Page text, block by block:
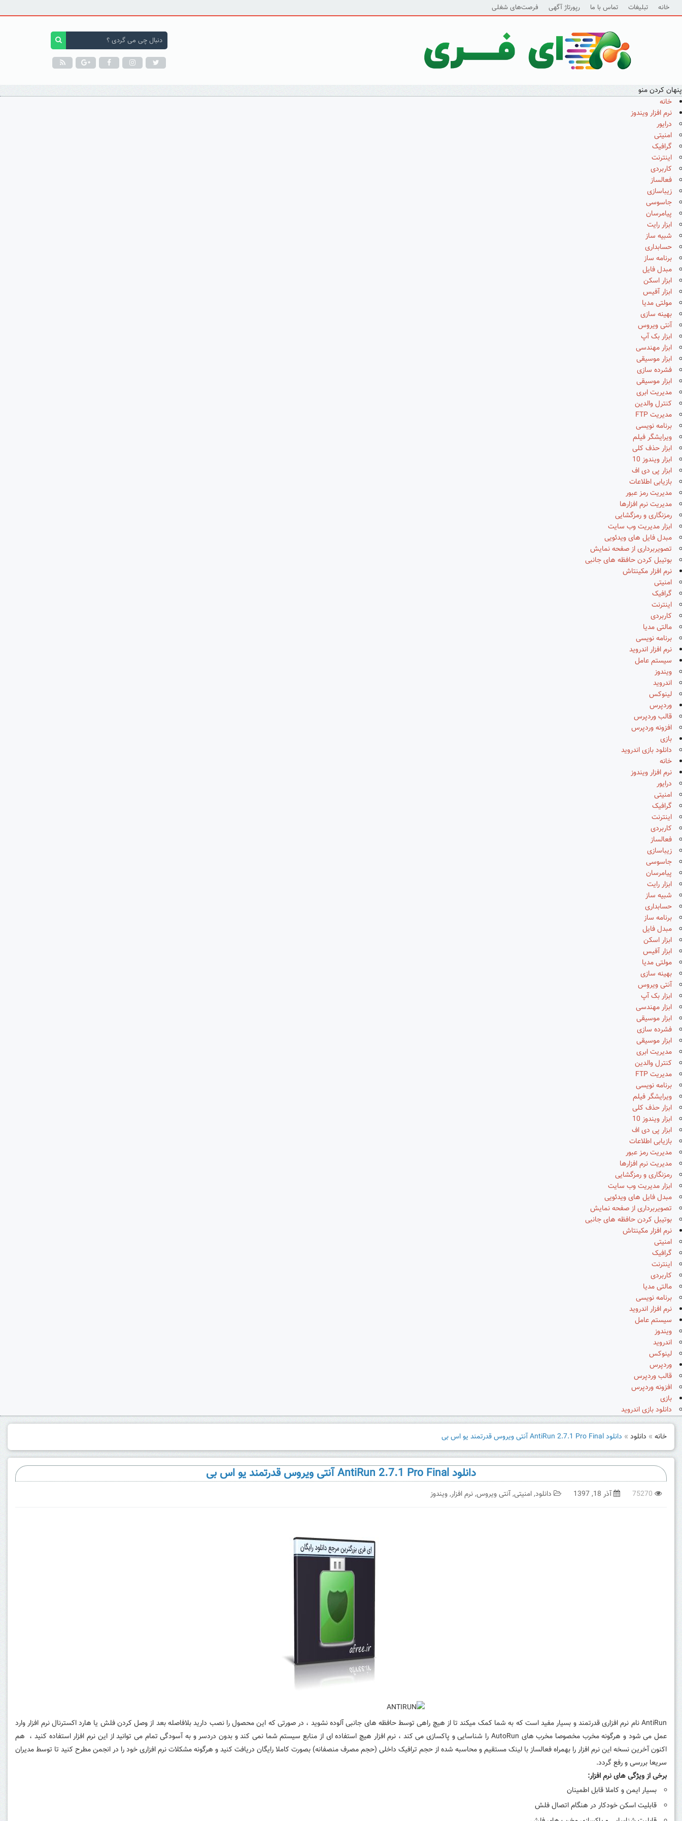
خانه تبلیغات تماس با ما رپورتاژ آگهی فرصت‌های شغلی
پنهان کردن منو
خانه
نرم افزار ویندوز
درایور
امنیتی
گرافیک
اینترنت
کاربردی
فعالساز
زیباسازی
جاسوسی
پیامرسان
ابزار رایت
شبیه ساز
حسابداری
برنامه ساز
مبدل فایل
ابزار اسکن
ابزار آفیس
مولتی مدیا
بهینه سازی
آنتی ویروس
ابزار بک آپ
ابزار مهندسی
ابزار موسیقی
فشرده سازی
ابزار موسیقی
مدیریت ابری
کنترل والدین
مدیریت FTP
برنامه نویسی
ویرایشگر فیلم
ابزار حذف کلی
ابزار ویندوز 10
ابزار پی دی اف
بازیابی اطلاعات
مدیریت رمز عبور
مدیریت نرم افزارها
رمزنگاری و رمزگشایی
ابزار مدیریت وب سایت
مبدل فایل های ویدئویی
تصویربرداری از صفحه نمایش
بوتیبل کردن حافظه های جانبی
نرم افزار مکینتاش
امنیتی
گرافیک
اینترنت
کاربردی
مالتی مدیا
برنامه نویسی
نرم افزار اندروید
سیستم عامل
ویندوز
اندروید
لینوکس
وردپرس
قالب وردپرس
افزونه وردپرس
بازی
دانلود بازی اندروید
خانه
نرم افزار ویندوز
درایور
امنیتی
گرافیک
اینترنت
کاربردی
فعالساز
زیباسازی
جاسوسی
پیامرسان
ابزار رایت
شبیه ساز
حسابداری
برنامه ساز
مبدل فایل
ابزار اسکن
ابزار آفیس
مولتی مدیا
بهینه سازی
آنتی ویروس
ابزار بک آپ
ابزار مهندسی
ابزار موسیقی
فشرده سازی
ابزار موسیقی
مدیریت ابری
کنترل والدین
مدیریت FTP
برنامه نویسی
ویرایشگر فیلم
ابزار حذف کلی
ابزار ویندوز 10
ابزار پی دی اف
بازیابی اطلاعات
مدیریت رمز عبور
مدیریت نرم افزارها
رمزنگاری و رمزگشایی
ابزار مدیریت وب سایت
مبدل فایل های ویدئویی
تصویربرداری از صفحه نمایش
بوتیبل کردن حافظه های جانبی
نرم افزار مکینتاش
امنیتی
گرافیک
اینترنت
کاربردی
مالتی مدیا
برنامه نویسی
نرم افزار اندروید
سیستم عامل
ویندوز
اندروید
لینوکس
وردپرس
قالب وردپرس
افزونه وردپرس
بازی
دانلود بازی اندروید
خانه » دانلود » دانلود AntiRun 2.7.1 Pro Final آنتی ویروس قدرتمند یو اس بی
دانلود AntiRun 2.7.1 Pro Final آنتی ویروس قدرتمند یو اس بی
75270 آذر 18, 1397 دانلود,امنیتی,آنتی ویروس,نرم افزار,ویندوز
AntiRun نام نرم افزاری قدرتمند و بسیار مفید است که به شما کمک میکند تا از هیچ راهی توسط حافظه های جانبی آلوده نشوید ، در صورتی که این محصول را نصب دارید بلافاصله بعد از وصل کردن فلش یا هارد اکسترنال نرم افزار وارد
عمل می شود و هرگونه مخرب مخصوصا مخرب های AutoRun را شناسایی و پاکسازی می کند ، نرم افزار هیچ استفاده ای از منابع سیستم شما نمی کند و بدون دردسر و به آسودگی تمام می توانید از این نرم افزار استفاده کنید ، هم
اکنون آخرین نسخه این نرم افزار را بهمراه فعالساز با لینک مستقیم و محاسبه شده از حجم ترافیک داخلی (حجم مصرف منصفانه) بصورت کاملا رایگان دریافت کنید و هرگونه مشکلات نرم افزاری خود را در انجمن مطرح کنید تا توسط مدیران
سریعا بررسی و رفع گردد.
برخی از ویژگی های نرم افزار:
بسیار ایمن و کاملا قابل اطمینان
قابلیت اسکن خودکار در هنگام اتصال فلش